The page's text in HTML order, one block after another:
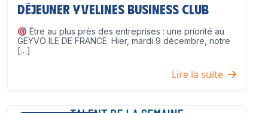
Déjeuner Yvelines Business Club
Être au plus près des entreprises : une priorité au
GEYVO ILE DE FRANCE. Hier, mardi 9 décembre, notre
[…]
Lire la suite